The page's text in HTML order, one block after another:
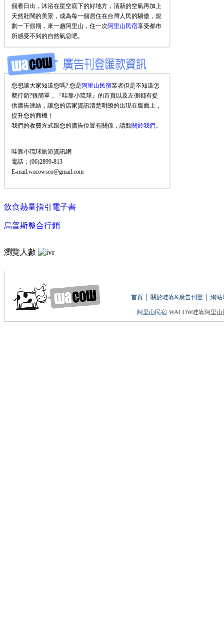
個看日出，沐浴在星空底下的好地方，清新的空氣再加上
天然壯闊的美景，成為每一個居住在台灣人民的驕傲，規
劃一下假期，來一趟阿里山，住一次阿里山民宿享受都市
所感受不到的自然氣息吧。
您想讓大家知道您嗎? 您是阿里山民宿業者但是不知道怎
麼行銷?很簡單，『哇靠小琉球』的首頁以及左側都有提
供廣告連結，讓您的店家資訊清楚明瞭的出現在版面上，
提升您的商機！
我們的收費方式跟您的廣告位置有關係，請點關於我們。
哇靠小琉球旅遊資訊網
電話：(06)2899-813
E-mail:wacowseo@gmail.com
飲食熱量指引電子書
烏普斯整合行銷
瀏覽人數
首頁│ 關於哇靠&廣告刊登│ 網站
阿里山民宿-WACOW哇靠阿里山